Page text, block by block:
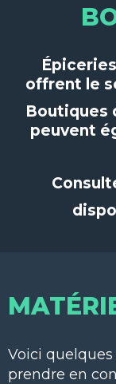
offrent le
Boutiques
peuvent
Voici
prendre en